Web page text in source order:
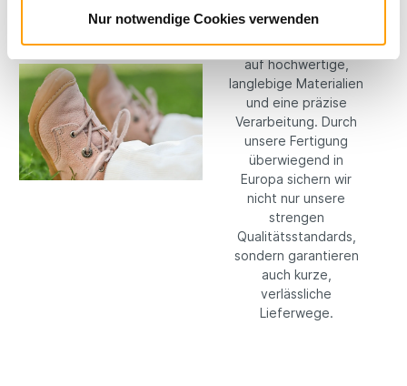
Nur notwendige Cookies verwenden
Kompromisse: Wir
setzen konsequent
auf hochwertige,
langlebige Materialien
und eine präzise
Verarbeitung. Durch
unsere Fertigung
überwiegend in
Europa sichern wir
nicht nur unsere
strengen
Qualitätsstandards,
sondern garantieren
auch kurze,
verlässliche
Lieferwege.